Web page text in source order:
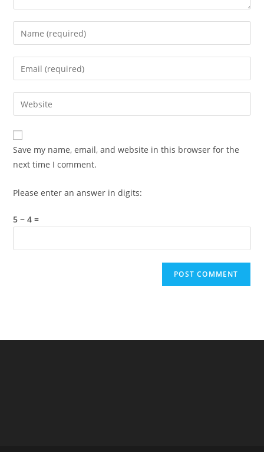
Enter
your
name
comment
Enter
your
email
address
comment
Enter
your
website
URL
(optional)
Save my name, email, and website in this browser for the
next time I comment.
Please enter an answer in digits:
5 − 4 =